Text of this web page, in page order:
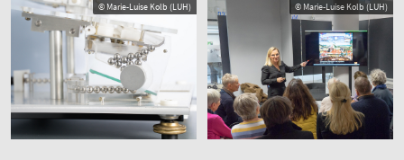
© Marie-Luise Kolb (LUH) © Marie-Luise Kolb (LUH)